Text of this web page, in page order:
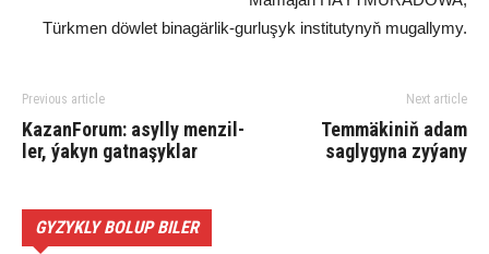
Türkmen döwlet binagärlik-gurluşyk institutynyň mugallymy.
Previous article
Ka­zan­Fo­rum: asyl­ly men­zil­
ler, ýa­kyn gat­na­şyk­lar
Next article
Temmäkiniň adam
saglygyna zyýany
GYZYKLY BOLUP BILER